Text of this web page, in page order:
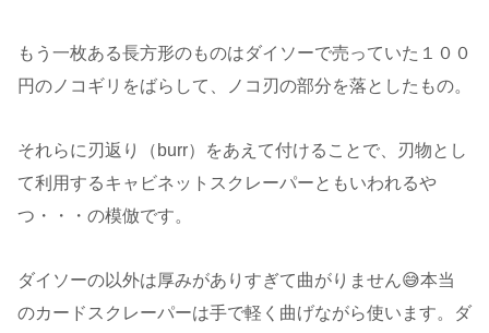
もう一枚ある長方形のものはダイソーで売っていた１００
円のノコギリをばらして、ノコ刃の部分を落としたもの。
それらに刃返り（burr）をあえて付けることで、刃物とし
て利用するキャビネットスクレーパーともいわれるや
つ・・・の模倣です。
ダイソーの以外は厚みがありすぎて曲がりません😅本当
のカードスクレーパーは手で軽く曲げながら使います。ダ